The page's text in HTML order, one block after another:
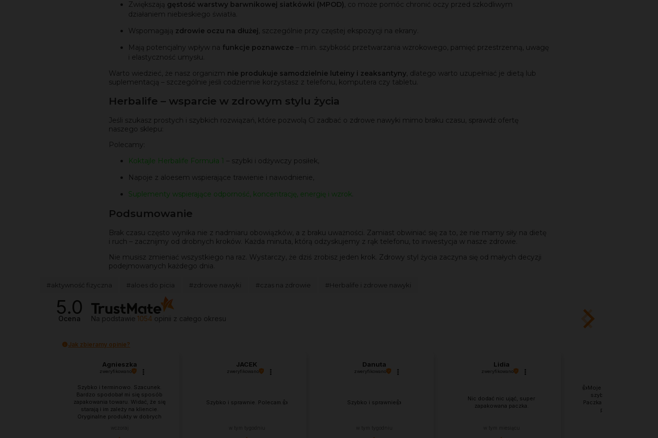
Zwiększają gęstość warstwy barwnikowej siatkówki (MPOD), co może pomóc chronić oczy przed szkodliwym
działaniem niebieskiego światła.
Wspomagają zdrowie oczu na dłużej, szczególnie przy częstej ekspozycji na ekrany.
Mają potencjalny wpływ na funkcje poznawcze – m.in. szybkość przetwarzania wzrokowego, pamięć przestrzenną, uwagę
i elastyczność umysłu.
Warto wiedzieć, że nasz organizm nie produkuje samodzielnie luteiny i zeaksantyny, dlatego warto uzupełniać je dietą lub
suplementacją – szczególnie jeśli codziennie korzystasz z telefonu, komputera czy tabletu.
Herbalife – wsparcie w zdrowym stylu życia
Jeśli szukasz prostych i szybkich rozwiązań, które pozwolą Ci zadbać o zdrowe nawyki mimo braku czasu, sprawdź ofertę
naszego sklepu:
Polecamy:
Koktajle Herbalife Formuła 1 – szybki i odżywczy posiłek,
Napoje z aloesem wspierające trawienie i nawodnienie,
Suplementy wspierające odporność, koncentrację, energię i wzrok
Podsumowanie
Brak czasu często wynika nie z nadmiaru obowiązków, a z braku uważności. Zamiast obwiniać się za to, że nie mamy siły na dietę
i ruch – zacznijmy od drobnych kroków. Każda minuta, którą odzyskujemy z rąk telefonu, to inwestycja w nasze zdrowie.
Nie musisz zmieniać wszystkiego na raz. Wystarczy, że dziś zrobisz jeden krok. Zdrowy styl życia zaczyna się od małych decyzji
podejmowanych każdego dnia.
#aktywność fizyczna #aloes do picia #zdrowe nawyki #czas na zdrowie #Herbalife i zdrowe nawyki
5.0
Ocena Na podstawie 1054 opinii z całego okresu
Jak zbieramy opinie?
Agnieszka
zweryfikowano
Szybko i terminowo. Szacunek.
Bardzo spodobał mi się sposób
zapakowania towaru. Widać, że się
starają i im zależy na kliencie.
Oryginalne produkty w dobrych
JACEK
zweryfikowano
Szybko i sprawnie. Polecam.👍️
Danuta
zweryfikowano
Szybko i sprawnie👍️
Lidia
zweryfikowano
Nic dodać nic ująć, super
zapakowana paczka.
👍️Moje zamówienie dotarło
szybko, jestem
Paczka doskonale
przed uszkodzeniami